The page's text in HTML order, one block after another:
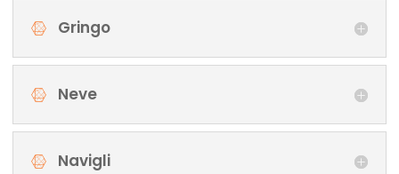
Gringo
Neve
Navigli